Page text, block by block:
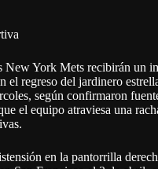
New York Mets recibirán un
el regreso del jardinero
según confirmaron
el equipo atraviesa una
en la pantorrilla